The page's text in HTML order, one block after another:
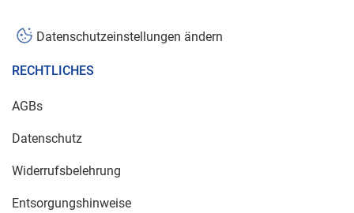
Datenschutzeinstellungen ändern
RECHTLICHES
AGBs
Datenschutz
Widerrufsbelehrung
Entsorgungshinweise